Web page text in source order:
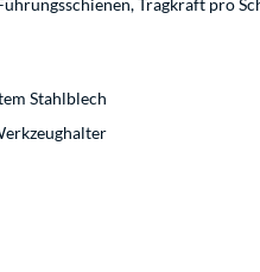
Tragkraft pro
Stahlblech